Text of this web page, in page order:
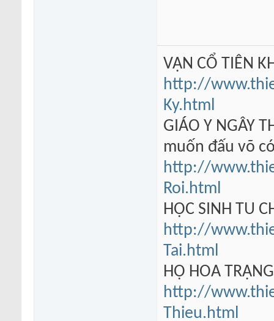
VẠN CỔ TIÊN
http://
Ky.html
GIÁO Y NGÂY
muốn đấu võ
http://
Roi.html
HỌC SINH TU
http://
Tai.html
HỘ HOA
http://
Thieu.html